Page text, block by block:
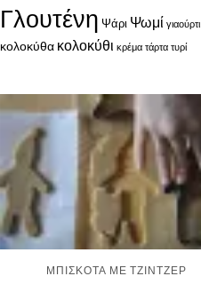
Γλουτένη Ψάρι Ψωμί γιαούρτι
κολοκύθα κολοκύθι κρέμα τάρτα τυρί
ΜΠΙΣΚΌΤΑ ΜΕ ΤΖΊΝΤΖΕΡ